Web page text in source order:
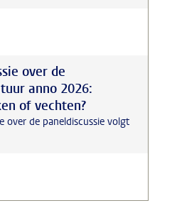
over de
anno 2026:
of vechten?
over de paneldiscussie volgt